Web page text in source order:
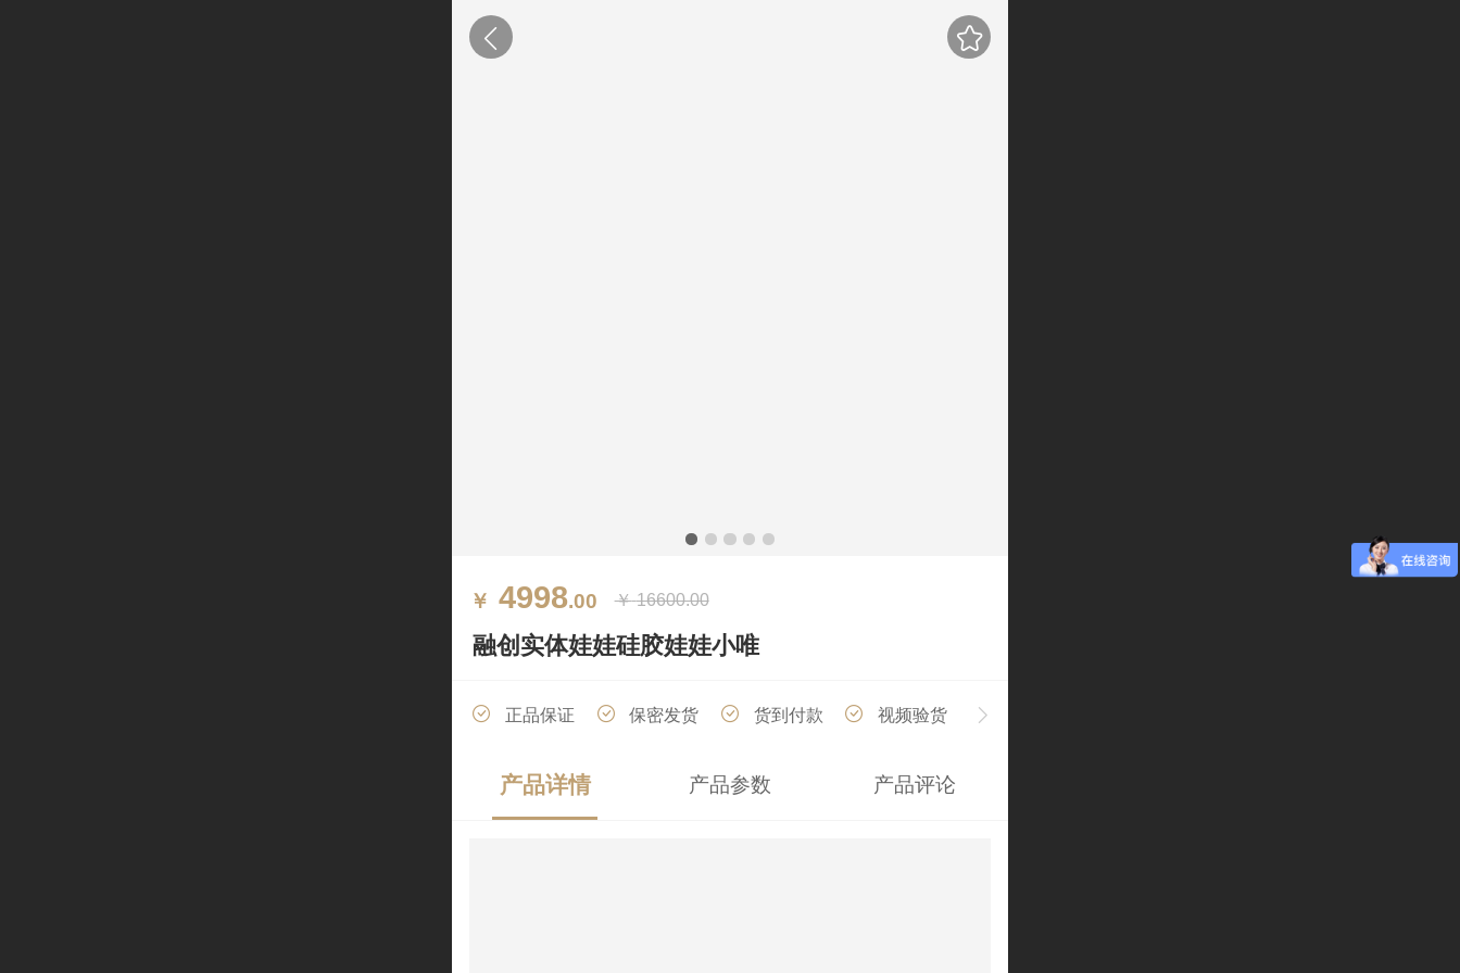
￥ 4998.00 ￥ 16600.00
融创实体娃娃硅胶娃娃小唯
正品保证 保密发货 货到付款 视频验货
厂家直销 分期付款
产品详情 产品参数 产品评论